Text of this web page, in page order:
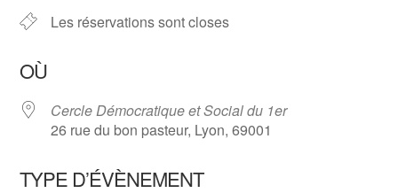
Les réservations sont closes
OÙ
Cercle Démocratique et Social du 1er
26 rue du bon pasteur, Lyon, 69001
TYPE D’ÉVÈNEMENT